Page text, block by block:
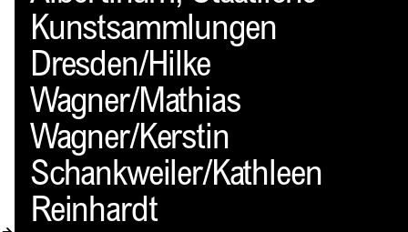
WARENKORB (0)
VERLAGSVORSCHAU
DISTRIBUTION
KONTAKT
KUNDENKONTO
Kunstsammlungen
Dresden/Hilke
Wagner/Mathias
Wagner/Kerstin
Schankweiler/Kathleen
Reinhardt